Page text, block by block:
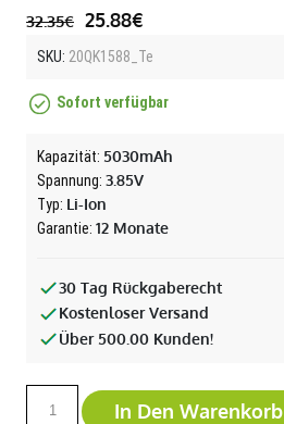
32.35€ 25.88€
SKU: 20QK1588_Te
Sofort verfügbar
Kapazität: 5030mAh
Spannung: 3.85V
Typ: Li-Ion
Garantie: 12 Monate
30 Tag Rückgaberecht
Kostenloser Versand
Über 500.00 Kunden!
In Den Warenkorb